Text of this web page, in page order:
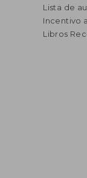
Lista de
Incentivo
Libros